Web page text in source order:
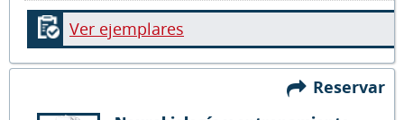
Ver ejemplares
Reservar